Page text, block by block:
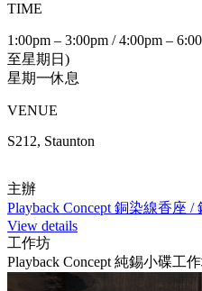
TIME
1:00pm – 3:00pm / 4:00pm –
至星期日)
星期一休息
VENUE
S212, Staunton
主辦
Playback Concept 銅染線香座
View details
工作坊
Playback Concept 純錫小碟工